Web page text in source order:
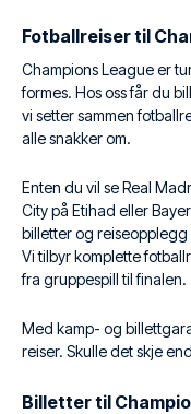
Fotballreiser til
Champions League er
formes. Hos oss får du
vi setter sammen
alle snakker om.
Enten du vil se Real
City på Etihad eller
billetter og reiseopplegg
Vi tilbyr komplette
fra gruppespill til finalen.
Med kamp- og
reiser. Skulle det skje
Billetter til